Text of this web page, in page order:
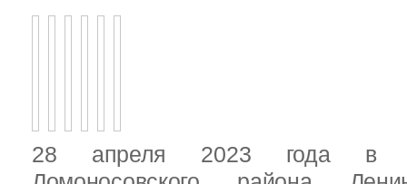
28 апреля 2023 года в